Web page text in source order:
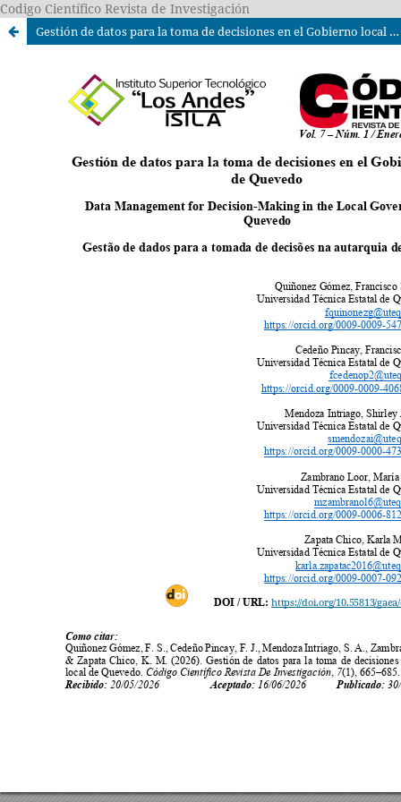
Codigo Científico Revista de Investigación
Gestión de datos para la toma de decisiones en el Gobierno local de Quevedo